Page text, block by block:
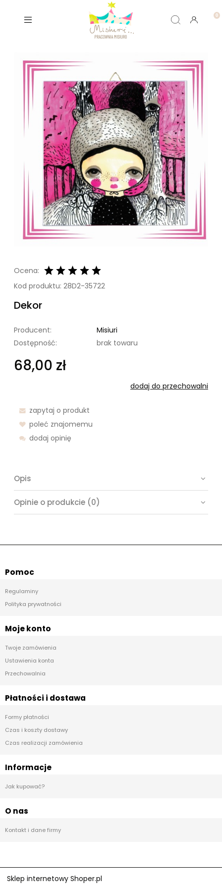
Ocena:
Kod produktu: 28D2-35722
Dekor
Producent:
Misiuri
Dostępność:
brak towaru
68,00 zł
dodaj do przechowalni
zapytaj o produkt
poleć znajomemu
dodaj opinię
Opis
Opinie o produkcie (0)
Pomoc
Regulaminy
Polityka prywatności
Moje konto
Twoje zamówienia
Ustawienia konta
Przechowalnia
Płatności i dostawa
Formy płatności
Czas i koszty dostawy
Czas realizacji zamówienia
Informacje
Jak kupować?
O nas
Kontakt i dane firmy
Sklep internetowy Shoper.pl